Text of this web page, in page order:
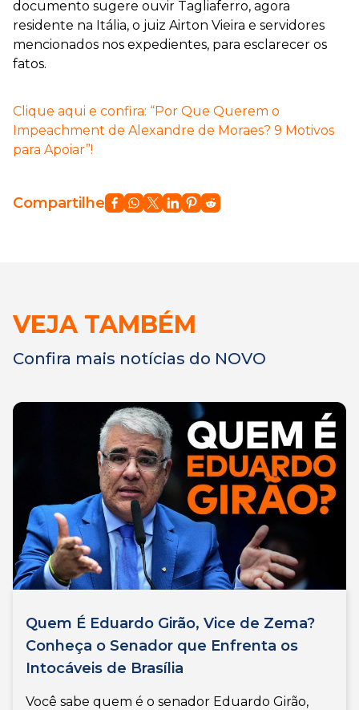
documento sugere ouvir Tagliaferro, agora
residente na Itália, o juiz Airton Vieira e servidores
mencionados nos expedientes, para esclarecer os
fatos.
Clique aqui e confira: “Por Que Querem o
Impeachment de Alexandre de Moraes? 9 Motivos
para Apoiar”!
Compartilhe
VEJA TAMBÉM
Confira mais notícias do NOVO
Quem É Eduardo Girão, Vice de Zema?
Conheça o Senador que Enfrenta os
Intocáveis de Brasília
Você sabe quem é o senador Eduardo Girão,